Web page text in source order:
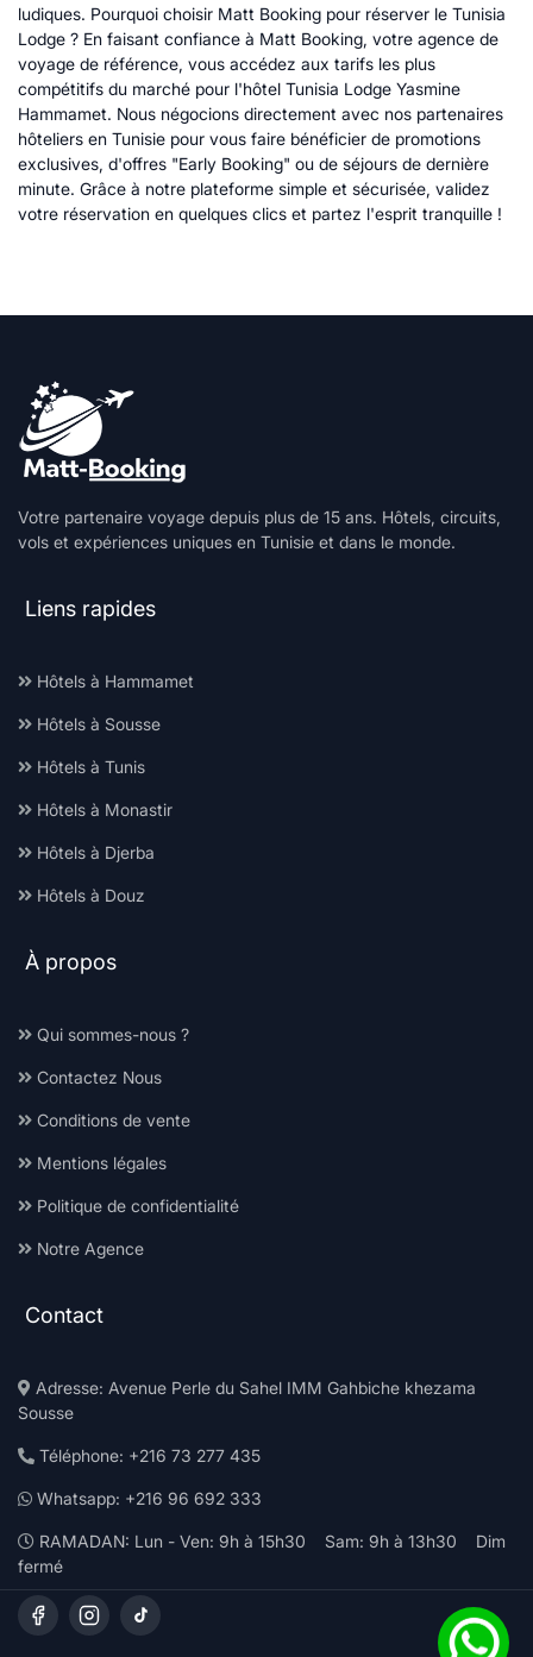
ludiques. Pourquoi choisir Matt Booking pour réserver le Tunisia
Lodge ? En faisant confiance à Matt Booking, votre agence de
voyage de référence, vous accédez aux tarifs les plus
compétitifs du marché pour l'hôtel Tunisia Lodge Yasmine
Hammamet. Nous négocions directement avec nos partenaires
hôteliers en Tunisie pour vous faire bénéficier de promotions
exclusives, d'offres "Early Booking" ou de séjours de dernière
minute. Grâce à notre plateforme simple et sécurisée, validez
votre réservation en quelques clics et partez l'esprit tranquille !
Votre partenaire voyage depuis plus de 15 ans. Hôtels, circuits,
vols et expériences uniques en Tunisie et dans le monde.
Liens rapides
Hôtels à Hammamet
Hôtels à Sousse
Hôtels à Tunis
Hôtels à Monastir
Hôtels à Djerba
Hôtels à Douz
À propos
Qui sommes-nous ?
Contactez Nous
Conditions de vente
Mentions légales
Politique de confidentialité
Notre Agence
Contact
Adresse: Avenue Perle du Sahel IMM Gahbiche khezama
Sousse
Téléphone: +216 73 277 435
Whatsapp: +216 96 692 333
RAMADAN: Lun - Ven: 9h à 15h30 Sam: 9h à 13h30 Dim
fermé